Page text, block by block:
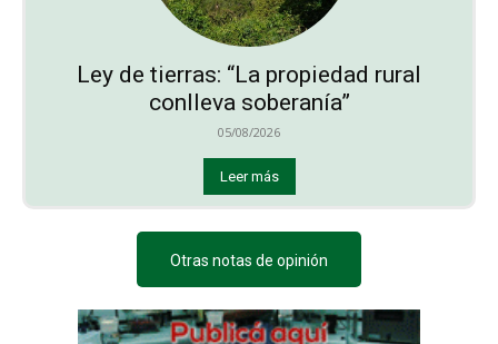
Ley de tierras: “La propiedad rural
conlleva soberanía”
05/08/2026
Leer más
Otras notas de opinión